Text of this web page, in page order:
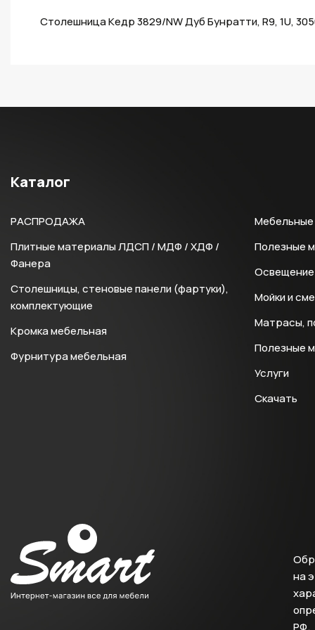
Столешница Кедр 3829/NW Дуб Бунратти, R9, 1U,
Каталог
РАСПРОДАЖА
Плитные материалы ЛДСП / МДФ / ХДФ /
Фанера
Столешницы, стеновые панели (фартуки),
комплектующие
Кромка мебельная
Фурнитура мебельная
Мебельные
Полезные
Освещение
Мойки и
Матрасы,
Полезные
Услуги
Скачать
на
РФ.